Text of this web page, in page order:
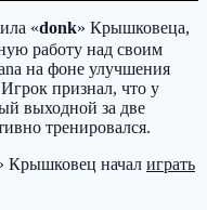
«donk» Крышковеца,
работу над своим
на фоне улучшения
признал, что у
выходной за две
тренировался.
Крышковец начал играть